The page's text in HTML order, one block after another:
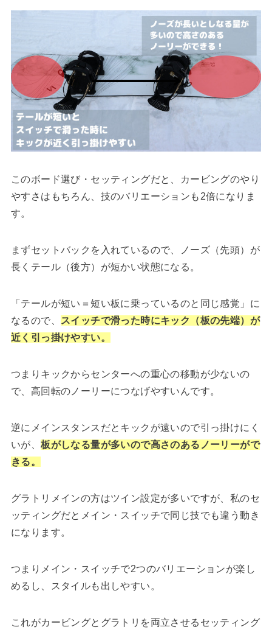
このボード選び・セッティングだと、カービングのやり
やすさはもちろん、技のバリエーションも2倍になりま
す。
まずセットバックを入れているので、ノーズ（先頭）が
長くテール（後方）が短かい状態になる。
「テールが短い＝短い板に乗っているのと同じ感覚」に
なるので、 スイッチで滑った時にキック（板の先端）が
近く引っ掛けやすい。
つまりキックからセンターへの重心の移動が少ないの
で、高回転のノーリーにつなげやすいんです。
逆にメインスタンスだとキックが遠いので引っ掛けにく
いが、板がしなる量が多いので高さのあるノーリーがで
きる。
グラトリメインの方はツイン設定が多いですが、私のセ
ッティングだとメイン・スイッチで同じ技でも違う動き
になります。
つまりメイン・スイッチで2つのバリエーションが楽し
めるし、スタイルも出しやすい。
これがカービングとグラトリを両立させるセッティング